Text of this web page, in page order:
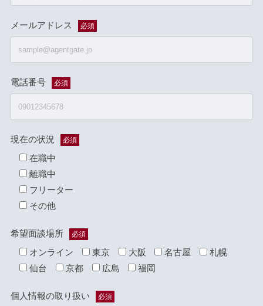
メールアドレス 必須
電話番号 必須
現在の状況 必須
在職中
離職中
フリーター
その他
希望面談場所 必須
オンライン 東京 大阪 名古屋
札幌
仙台
京都 広島 福岡
個人情報の取り扱い 必須